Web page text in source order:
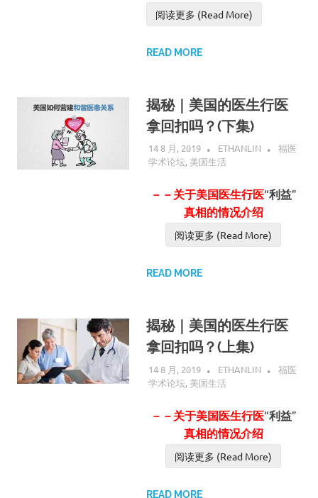
阅读更多 (Read More)
READ MORE
揭秘｜美国的医生行医
拿回扣吗？(下集)
14 8 月, 2019 ETHANLIN
福医
学术论坛, 美国生活
－－关于美国医生行医“利益”
真相的情况介绍
阅读更多 (Read More)
READ MORE
揭秘｜美国的医生行医
拿回扣吗？(上集)
14 8 月, 2019 ETHANLIN
福医
学术论坛, 美国生活
－－关于美国医生行医“利益”
真相的情况介绍
阅读更多 (Read More)
READ MORE